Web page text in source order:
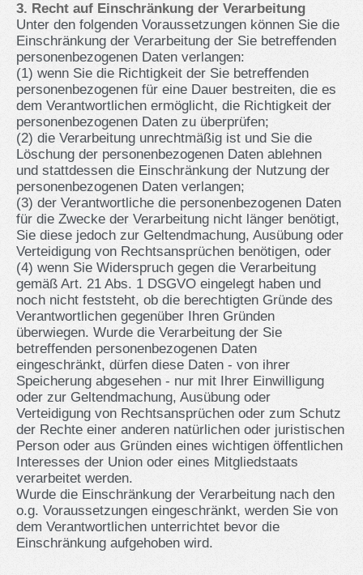
3. Recht auf Einschränkung der Verarbeitung
Unter den folgenden Voraussetzungen können Sie die
Einschränkung der Verarbeitung der Sie betreffenden
personenbezogenen Daten verlangen:
(1) wenn Sie die Richtigkeit der Sie betreffenden
personenbezogenen für eine Dauer bestreiten, die es
dem Verantwortlichen ermöglicht, die Richtigkeit der
personenbezogenen Daten zu überprüfen;
(2) die Verarbeitung unrechtmäßig ist und Sie die
Löschung der personenbezogenen Daten ablehnen
und stattdessen die Einschränkung der Nutzung der
personenbezogenen Daten verlangen;
(3) der Verantwortliche die personenbezogenen Daten
für die Zwecke der Verarbeitung nicht länger benötigt,
Sie diese jedoch zur Geltendmachung, Ausübung oder
Verteidigung von Rechtsansprüchen benötigen, oder
(4) wenn Sie Widerspruch gegen die Verarbeitung
gemäß Art. 21 Abs. 1 DSGVO eingelegt haben und
noch nicht feststeht, ob die berechtigten Gründe des
Verantwortlichen gegenüber Ihren Gründen
überwiegen. Wurde die Verarbeitung der Sie
betreffenden personenbezogenen Daten
eingeschränkt, dürfen diese Daten - von ihrer
Speicherung abgesehen - nur mit Ihrer Einwilligung
oder zur Geltendmachung, Ausübung oder
Verteidigung von Rechtsansprüchen oder zum Schutz
der Rechte einer anderen natürlichen oder juristischen
Person oder aus Gründen eines wichtigen öffentlichen
Interesses der Union oder eines Mitgliedstaats
verarbeitet werden.
Wurde die Einschränkung der Verarbeitung nach den
o.g. Voraussetzungen eingeschränkt, werden Sie von
dem Verantwortlichen unterrichtet bevor die
Einschränkung aufgehoben wird.